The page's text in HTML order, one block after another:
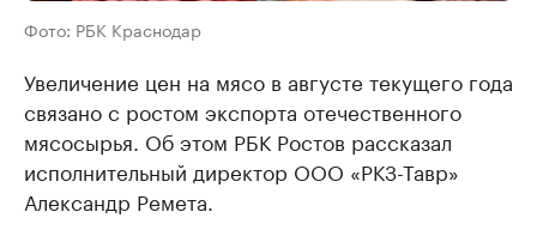
Фото: РБК Краснодар
Увеличение цен на мясо в августе текущего года
связано с ростом экспорта отечественного
мясосырья. Об этом РБК Ростов рассказал
исполнительный директор ООО «РКЗ-Тавр»
Александр Ремета.